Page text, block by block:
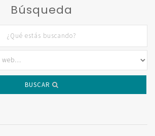
Búsqueda
BUSCAR